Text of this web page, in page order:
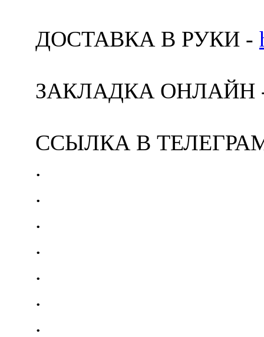
ДОСТАВКА В РУКИ -
ЗАКЛАДКА ОНЛАЙН
ССЫЛКА В
.
.
.
.
.
.
.